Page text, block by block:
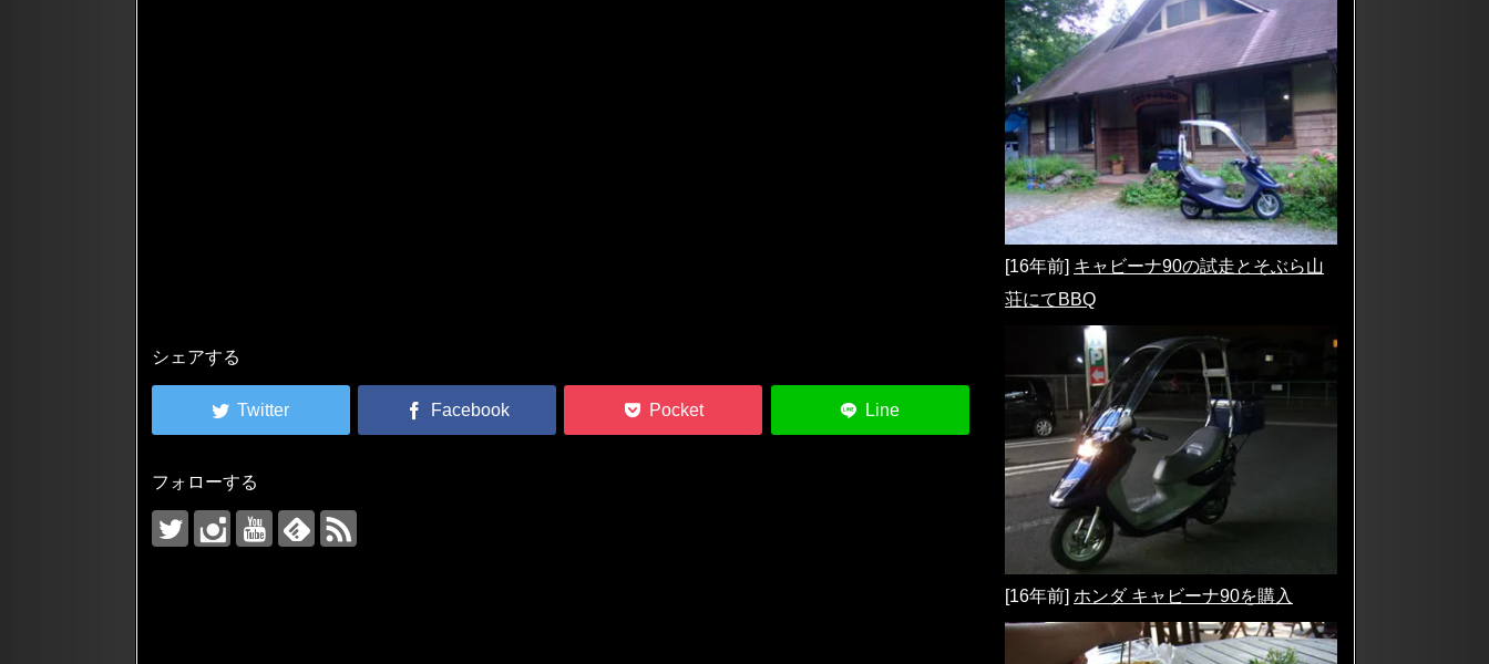
シェアする
フォローする
[16年前] キャビーナ90の試走とそぶら山
荘にてBBQ
[16年前] ホンダ キャビーナ90を購入